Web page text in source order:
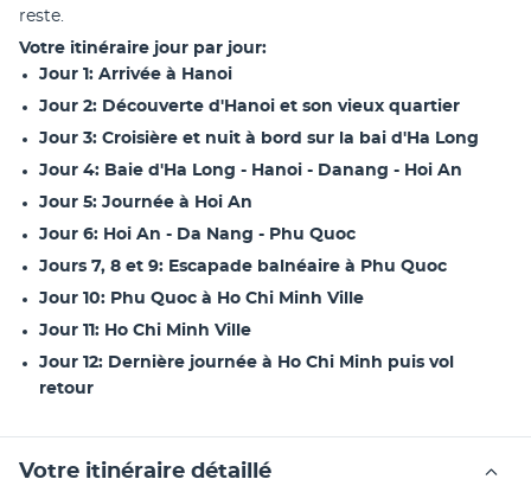
reste.
Votre itinéraire jour par jour:
Jour 1: Arrivée à Hanoi
Jour 2: Découverte d'Hanoi et son vieux quartier
Jour 3: Croisière et nuit à bord sur la bai d'Ha Long
Jour 4: Baie d'Ha Long - Hanoi - Danang - Hoi An
Jour 5: Journée à Hoi An
Jour 6: Hoi An - Da Nang - Phu Quoc
Jours 7, 8 et 9: Escapade balnéaire à Phu Quoc
Jour 10: Phu Quoc à Ho Chi Minh Ville
Jour 11: Ho Chi Minh Ville
Jour 12: Dernière journée à Ho Chi Minh puis vol
retour
Votre itinéraire détaillé